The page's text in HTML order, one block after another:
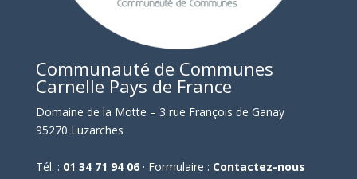
Communauté de Communes
Carnelle Pays de France
Domaine de la Motte – 3 rue François de Ganay
95270 Luzarches
Tél. : 01 34 71 94 06· Formulaire : Contactez-nous